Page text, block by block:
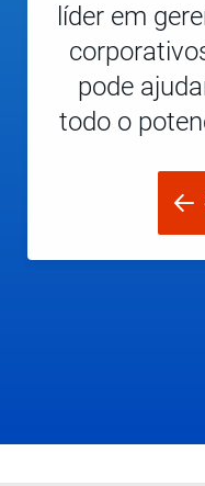
líder em
pode
todo o